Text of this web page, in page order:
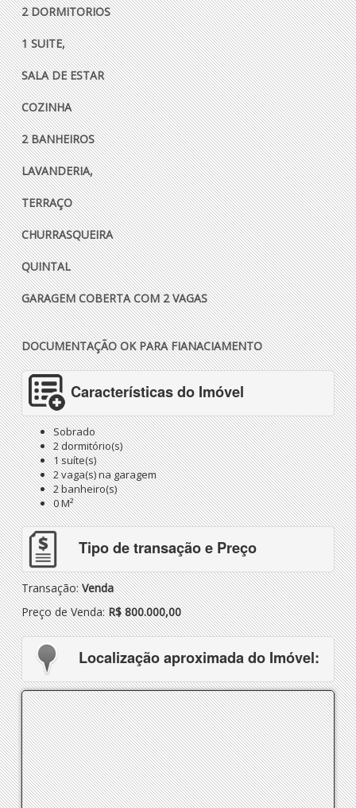
2 DORMITORIOS
1 SUITE,
SALA DE ESTAR
COZINHA
2 BANHEIROS
LAVANDERIA,
TERRAÇO
CHURRASQUEIRA
QUINTAL
GARAGEM COBERTA COM 2 VAGAS
DOCUMENTAÇÃO OK PARA FIANACIAMENTO
Características do Imóvel
Sobrado
2 dormitório(s)
1 suíte(s)
2 vaga(s) na garagem
2 banheiro(s)
0 M²
Tipo de transação e Preço
Transação:Venda
Preço de Venda:R$ 800.000,00
Localização aproximada do Imóvel: